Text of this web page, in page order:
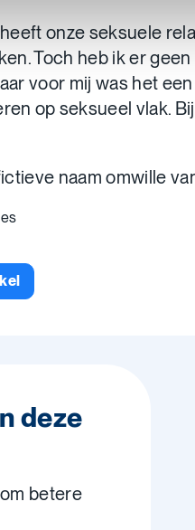
onze seksuele
Toch heb ik er
voor mij was het
op seksueel vlak.
naam omwille
deze
betere